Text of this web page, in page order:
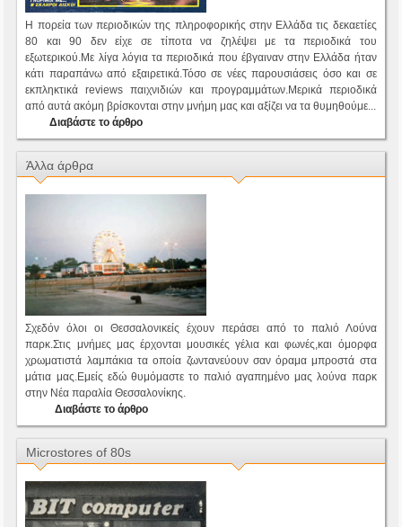
Η πορεία των περιοδικών της πληροφορικής στην Ελλάδα τις δεκαετίες
80 και 90 δεν είχε σε τίποτα να ζηλέψει με τα περιοδικά του
εξωτερικού.Με λίγα λόγια τα περιοδικά που έβγαιναν στην Ελλάδα ήταν
κάτι παραπάνω από εξαιρετικά.Τόσο σε νέες παρουσιάσεις όσο και σε
εκπληκτικά reviews παιχνιδιών και προγραμμάτων.Μερικά περιοδικά
από αυτά ακόμη βρίσκονται στην μνήμη μας και αξίζει να τα θυμηθούμε...
Διαβάστε το άρθρο
Άλλα άρθρα
Σχεδόν όλοι οι Θεσσαλονικείς έχουν περάσει από το παλιό Λούνα
παρκ.Στις μνήμες μας έρχονται μουσικές γέλια και φωνές,και όμορφα
χρωματιστά λαμπάκια τα οποία ζωντανεύουν σαν όραμα μπροστά στα
μάτια μας.Εμείς εδώ θυμόμαστε το παλιό αγαπημένο μας λούνα παρκ
στην Νέα παραλία Θεσσαλονίκης.
Διαβάστε το άρθρο
Microstores of 80s